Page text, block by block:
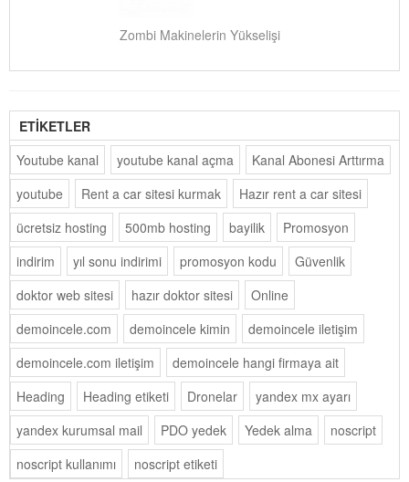
Zombi Makinelerin Yükselişi
ETİKETLER
Youtube kanal
youtube kanal açma
Kanal Abonesi Arttırma
youtube
Rent a car sitesi kurmak
Hazır rent a car sitesi
ücretsiz hosting
500mb hosting bayilik
Promosyon
indirim
yıl sonu indirimi promosyon kodu
Güvenlik
doktor web sitesi
hazır doktor sitesi
Online
demoincele.com
demoincele kimin
demoincele iletişim
demoincele.com iletişim
demoincele hangi firmaya ait
Heading
Heading etiketi Dronelar
yandex mx ayarı
yandex kurumsal mail
PDO yedek Yedek alma
noscript
noscript kullanımı
noscript etiketi